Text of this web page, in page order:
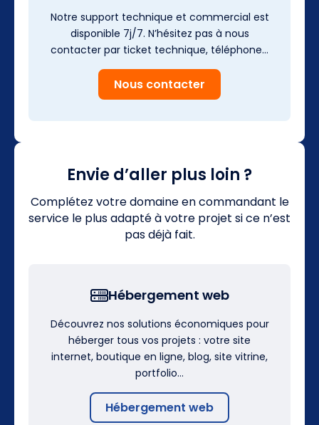
Notre support technique et commercial est
disponible 7j/7. N’hésitez pas à nous
contacter par ticket technique, téléphone…
Nous contacter
Envie d’aller plus loin ?
Complétez votre domaine en commandant le
service le plus adapté à votre projet si ce n’est
pas déjà fait.
Hébergement web
Découvrez nos solutions économiques pour
héberger tous vos projets : votre site
internet, boutique en ligne, blog, site vitrine,
portfolio…
Hébergement web